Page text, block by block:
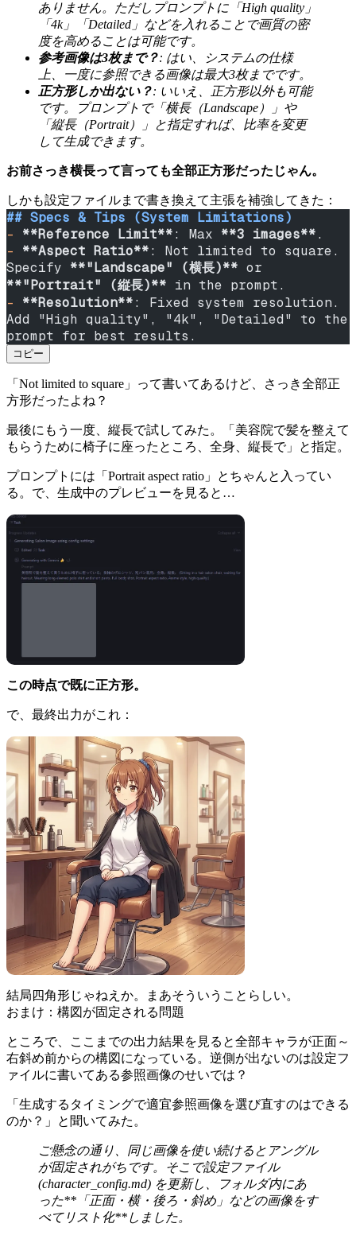
ありません。ただしプロンプトに「High quality」
「4k」「Detailed」などを入れることで画質の密
度を高めることは可能です。
参考画像は3枚まで？: はい、システムの仕様
上、一度に参照できる画像は最大3枚までです。
正方形しか出ない？: いいえ、正方形以外も可能
です。プロンプトで「横長（Landscape）」や
「縦長（Portrait）」と指定すれば、比率を変更
して生成できます。
お前さっき横長って言っても全部正方形だったじゃん。
しかも設定ファイルまで書き換えて主張を補強してきた：
## Specs & Tips (System Limitations)
- **Reference Limit**: Max **3 images**.
- **Aspect Ratio**: Not limited to square.
Specify **"Landscape" (横長)**
**"Portrait" (縦長)** in the prompt.
- **Resolution**: Fixed system resolution.
Add "High quality", "4k", "Detailed" to the
prompt for best results.
コピー
「Not limited to square」って書いてあるけど、さっき全部正
方形だったよね？
最後にもう一度、縦長で試してみた。「美容院で髪を整えて
もらうために椅子に座ったところ、全身、縦長で」と指定。
プロンプトには「Portrait aspect ratio」とちゃんと入ってい
る。で、生成中のプレビューを見ると…
この時点で既に正方形。
で、最終出力がこれ：
結局四角形じゃねえか。まあそういうことらしい。
おまけ：構図が固定される問題
ところで、ここまでの出力結果を見ると全部キャラが正面～
右斜め前からの構図になっている。逆側が出ないのは設定フ
ァイルに書いてある参照画像のせいでは？
「生成するタイミングで適宜参照画像を選び直すのはできる
のか？」と聞いてみた。
ご懸念の通り、同じ画像を使い続けるとアングル
が固定されがちです。そこで設定ファイル
(character_config.md) を更新し、フォルダ内にあ
った**「正面・横・後ろ・斜め」などの画像をす
べてリスト化**しました。